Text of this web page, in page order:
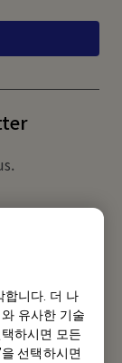
합니다. 더 나
유사한 기술
하시면 모든
선택하시면